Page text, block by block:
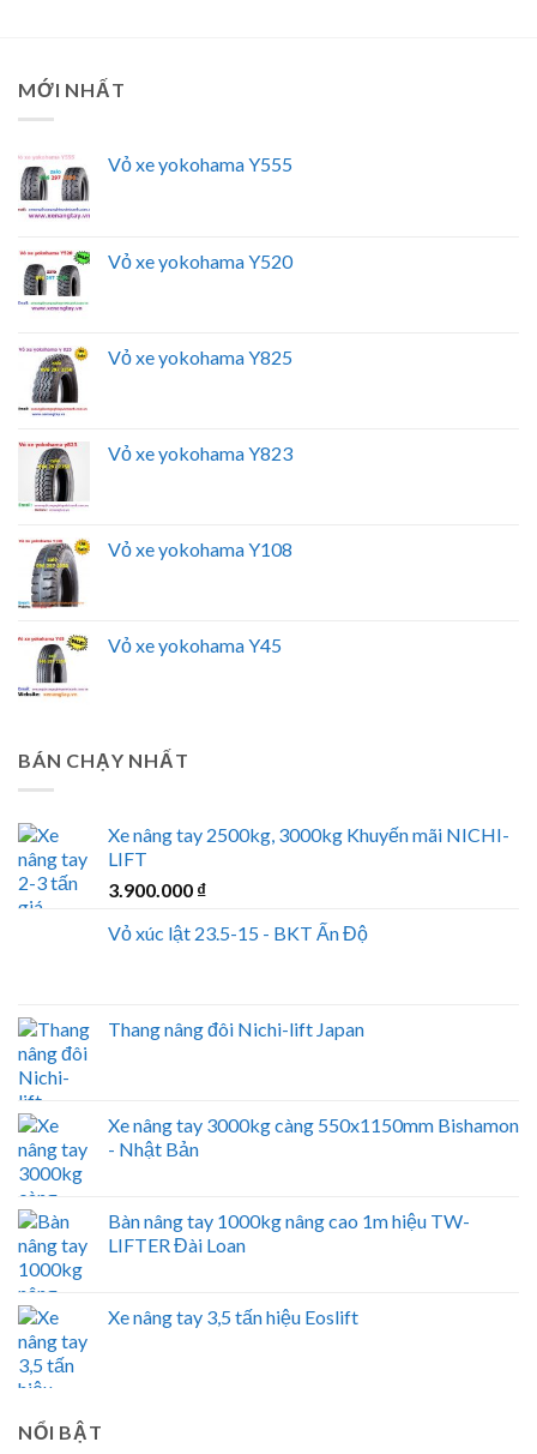
MỚI NHẤT
Vỏ xe yokohama Y555
Vỏ xe yokohama Y520
Vỏ xe yokohama Y825
Vỏ xe yokohama Y823
Vỏ xe yokohama Y108
Vỏ xe yokohama Y45
BÁN CHẠY NHẤT
Xe nâng tay 2500kg, 3000kg Khuyến mãi NICHI-
LIFT
3.900.000 ₫
Vỏ xúc lật 23.5-15 - BKT Ấn Độ
Thang nâng đôi Nichi-lift Japan
Xe nâng tay 3000kg càng 550x1150mm Bishamon
- Nhật Bản
Bàn nâng tay 1000kg nâng cao 1m hiệu TW-
LIFTER Đài Loan
Xe nâng tay 3,5 tấn hiệu Eoslift
NỔI BẬT